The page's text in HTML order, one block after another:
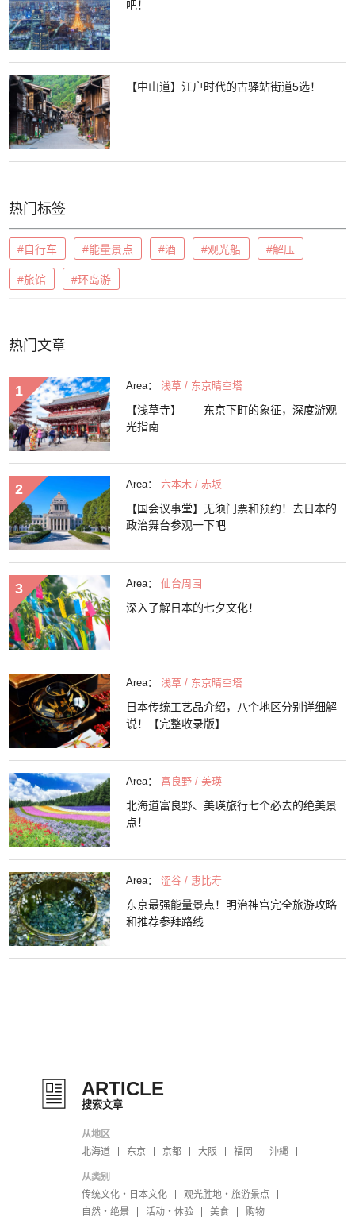
吧！
【中山道】江户时代的古驿站街道5选！
热门标签
#自行车 #能量景点 #酒 #观光船 #解压
#旅馆 #环岛游
热门文章
Area： 浅草 / 东京晴空塔
【浅草寺】——东京下町的象征，深度游观
光指南
Area： 六本木 / 赤坂
【国会议事堂】无须门票和预约！去日本的
政治舞台参观一下吧
Area： 仙台周围
深入了解日本的七夕文化！
Area： 浅草 / 东京晴空塔
日本传统工艺品介绍，八个地区分别详细解
说！【完整收录版】
Area： 富良野 / 美瑛
北海道富良野、美瑛旅行七个必去的绝美景
点！
Area： 涩谷 / 惠比寿
东京最强能量景点！明治神宫完全旅游攻略
和推荐参拜路线
ARTICLE
搜索文章
从地区
北海道
东京 京都 大阪 福岡 沖縄
从类别
传统文化・日本文化
观光胜地・旅游景点
自然・绝景
活动・体验 美食 购物